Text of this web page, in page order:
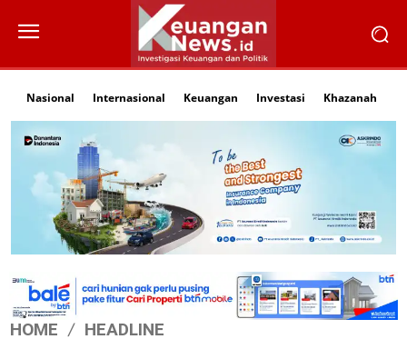
Nasional Internasional Keuangan Investasi Khazanah
HOME HEADLINE